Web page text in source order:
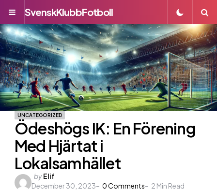
Menu
SvenskKlubbFotboll
UNCATEGORIZED
Ödeshögs IK: En Förening
Med Hjärtat i
Lokalsamhället
Posted
by
byElif
December 30, 2023
0Comments 2 Min Read